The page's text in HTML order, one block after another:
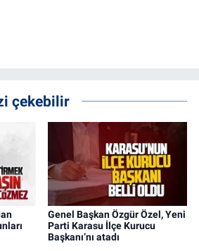
çekebilir
Genel Başkan Özgür Özel, Yeni
Parti Karasu İlçe Kurucu
Başkanı’nı atadı